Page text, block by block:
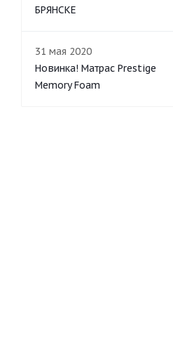
БРЯНСКЕ
31 мая 2020
Новинка! Матрас Prestige
Memory Foam